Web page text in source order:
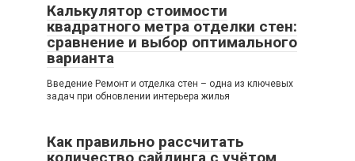
Калькулятор стоимости
квадратного метра отделки стен:
сравнение и выбор оптимального
варианта
Введение Ремонт и отделка стен – одна из ключевых
задач при обновлении интерьера жилья
Как правильно рассчитать
количество сайдинга с учётом